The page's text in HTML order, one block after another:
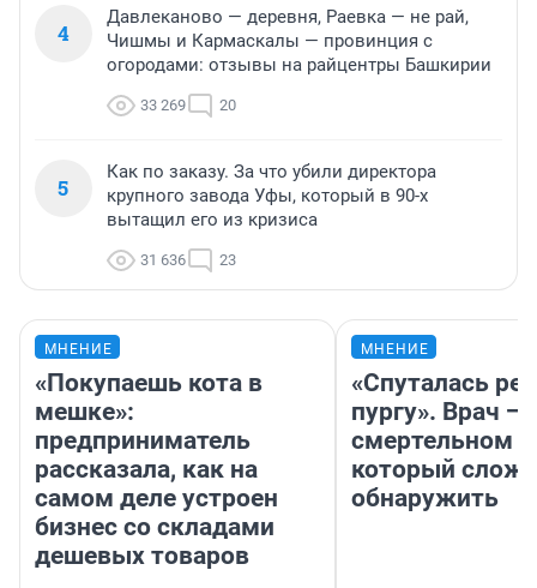
4
Давлеканово — деревня, Раевка — не рай,
Чишмы и Кармаскалы — провинция с
огородами: отзывы на райцентры Башкирии
33 269 20
5
Как по заказу. За что убили директора
крупного завода Уфы, который в 90-х
вытащил его из кризиса
31 636 23
МНЕНИЕ
«Покупаешь кота в
мешке»:
предприниматель
рассказала, как на
самом деле устроен
бизнес со складами
дешевых товаров
МНЕНИЕ
«Спуталась
пургу». Врач —
смертельном
который
обнаружить